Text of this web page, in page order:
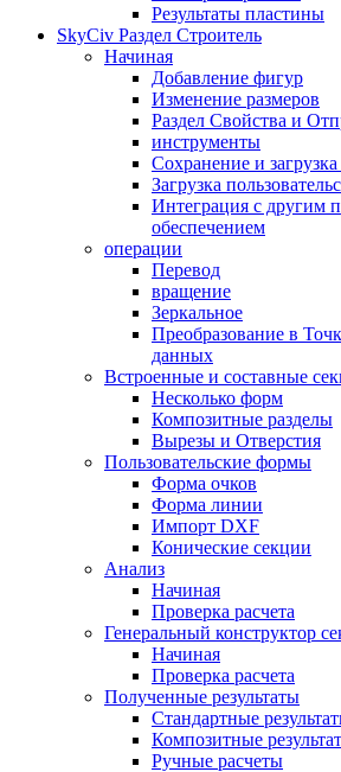
Результаты пластины
SkyCiv Раздел Строитель
Начиная
Добавление фигур
Изменение размеров
Раздел Свойства и
инструменты
Сохранение и загрузка
Загрузка
Интеграция с другим
обеспечением
операции
Перевод
вращение
Зеркальное
Преобразование в
данных
Встроенные и составные
Несколько форм
Композитные разделы
Вырезы и Отверстия
Пользовательские формы
Форма очков
Форма линии
Импорт DXF
Конические секции
Анализ
Начиная
Проверка расчета
Генеральный конструктор
Начиная
Проверка расчета
Полученные результаты
Стандартные
Композитные
Ручные расчеты